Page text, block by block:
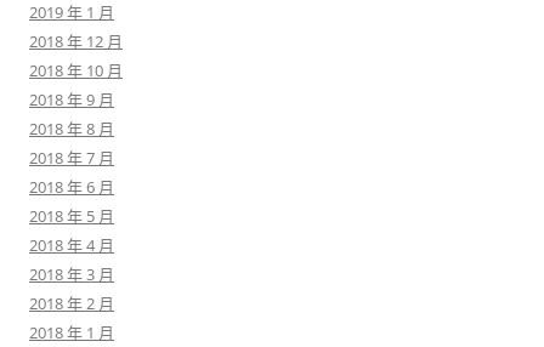
2019 年 1 月
2018 年 12 月
2018 年 10 月
2018 年 9 月
2018 年 8 月
2018 年 7 月
2018 年 6 月
2018 年 5 月
2018 年 4 月
2018 年 3 月
2018 年 2 月
2018 年 1 月